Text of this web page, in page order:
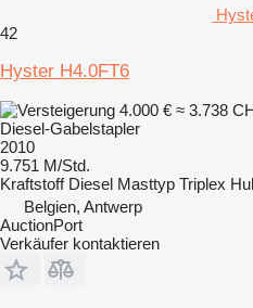
42
Hyster H4.0FT6
4.000 € ≈ 3.738
Diesel-Gabelstapler
2010
9.751 M/Std.
Kraftstoff Diesel Masttyp Triplex
Belgien, Antwerp
AuctionPort
Verkäufer kontaktieren